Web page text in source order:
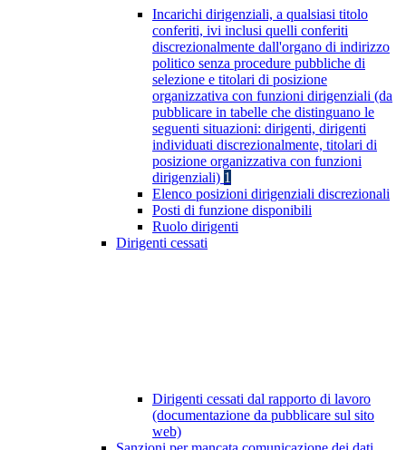
Incarichi dirigenziali, a qualsiasi titolo
conferiti, ivi inclusi quelli conferiti
discrezionalmente dall'organo di indirizzo
politico senza procedure pubbliche di
selezione e titolari di posizione
organizzativa con funzioni dirigenziali (da
pubblicare in tabelle che distinguano le
seguenti situazioni: dirigenti, dirigenti
individuati discrezionalmente, titolari di
posizione organizzativa con funzioni
dirigenziali) 1
Elenco posizioni dirigenziali discrezionali
Posti di funzione disponibili
Ruolo dirigenti
Dirigenti cessati
Dirigenti cessati dal rapporto di lavoro
(documentazione da pubblicare sul sito
web)